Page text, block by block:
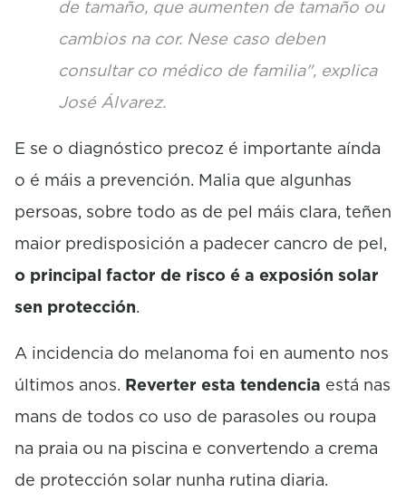
de tamaño, que aumenten de tamaño ou
cambios na cor. Nese caso deben
consultar co médico de familia", explica
José Álvarez.
E se o diagnóstico precoz é importante aínda
o é máis a prevención. Malia que algunhas
persoas, sobre todo as de pel máis clara, teñen
maior predisposición a padecer cancro de pel,
o principal factor de risco é a exposión solar
sen protección.
A incidencia do melanoma foi en aumento nos
últimos anos. Reverter esta tendencia está nas
mans de todos co uso de parasoles ou roupa
na praia ou na piscina e convertendo a crema
de protección solar nunha rutina diaria.